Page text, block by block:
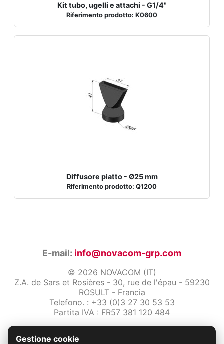
Kit tubo, ugelli e attachi - G1/4"
Riferimento prodotto: K0600
Diffusore piatto - Ø25 mm
Riferimento prodotto: Q1200
E-mail: info@novacom-grp.com
© 2026 NOVACOM (IT)
Z.A. de Sars et Rosières - 30, rue de l'épau - 59230
ROSULT - Francia
Telefono. : +33 (0)3 27 30 53 53
Partita IVA : FR57 381 120 484
Protezione dei dati
Gestione cookie